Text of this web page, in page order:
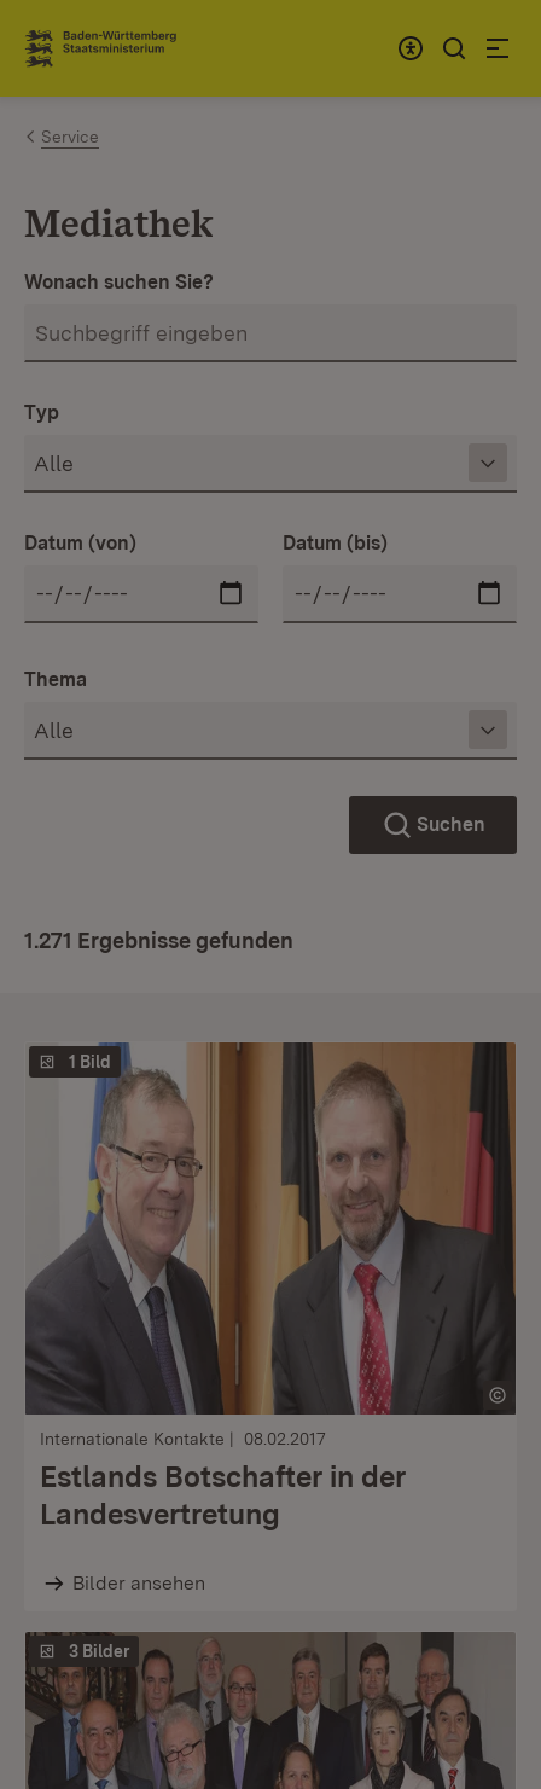
Zum Inhalt springen
Link zur Startseite
Service
Mediathek
Wonach suchen Sie?
Typ
Datum (von) Datum (bis)
Thema
Suchen
1.271 Ergebnisse gefunden
1 Bild
Internationale Kontakte 08.02.2017
Estlands Botschafter in der
Landesvertretung
Bilder ansehen
3 Bilder